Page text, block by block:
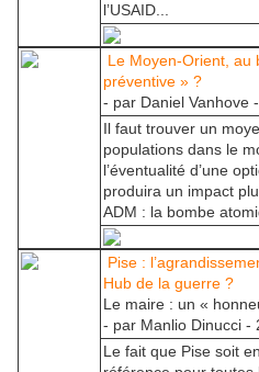
l’USAID...
Le Moyen-Orient, au
préventive » ?
- par Daniel Vanhove
Il faut trouver un
populations dans le
l’éventualité d’une
produira un impact
ADM : la bombe
Pise :
Hub de la guerre ?
Le maire : un «
- par Manlio Dinucci -
Le fait que Pise soit